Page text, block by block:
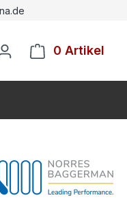
0 Artikel